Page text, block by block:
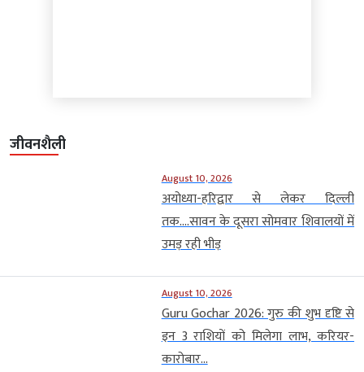
जीवनशैली
August 10, 2026
अयोध्या-हरिद्वार से लेकर दिल्ली
तक….सावन के दूसरा सोमवार शिवालयों में
उमड़ रही भीड़
August 10, 2026
Guru Gochar 2026: गुरु की शुभ दृष्टि से
इन 3 राशियों को मिलेगा लाभ, करियर-
कारोबार...